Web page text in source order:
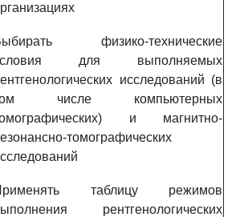
физико-технические
для выполняемых
исследований (в
числе компьютерных
и магнитно-
томографических
таблицу режимов
рентгенологических